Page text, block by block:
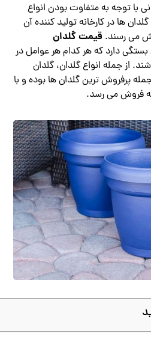
با توجه به متفاوت بودن انواع
ها در کارخانه تولید کننده آن
می رسند. قیمت گلدان
دارد که هر کدام هر عوامل در
از جمله انواع گلدان، گلدان
پرفروش ترین گلدان ها بوده و با
فروش می رسد.